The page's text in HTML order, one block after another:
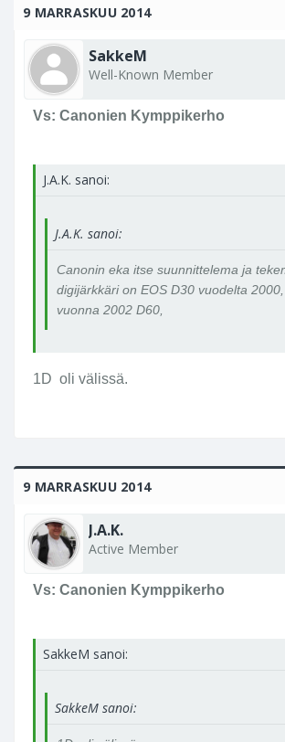
9 MARRASKUU 2014
SakkeM
Well-Known Member
Vs: Canonien Kymppikerho
J.A.K. sanoi:
J.A.K. sanoi:
Canonin eka itse suunnittelema ja
digijärkkäri on EOS D30 vuodelta
vuonna 2002 D60,
1D oli välissä.
9 MARRASKUU 2014
J.A.K.
Active Member
Vs: Canonien Kymppikerho
SakkeM sanoi:
SakkeM sanoi: